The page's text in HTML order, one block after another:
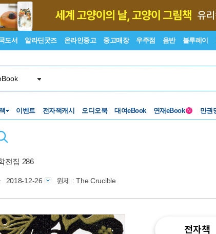
도서 알라딘굿즈 온라인중고 중고매장 우주점 음반 블루레이
이벤트 전자책캐시 오디오북 대여eBook 연재eBook N 만권
전집 286
2018-12-26 원제 : The Crucible
전자책